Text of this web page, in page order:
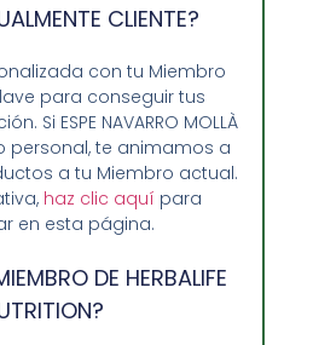
CLIENTE?
con tu Miembro
para conseguir tus
Si ESPE NAVARRO MOLLÀ
personal, te animamos a
a tu Miembro actual.
haz clic aquí para
en esta página.
DE HERBALIFE